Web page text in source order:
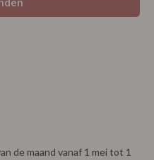
de maand vanaf 1 mei tot 1